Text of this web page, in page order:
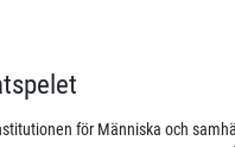
för Människa och